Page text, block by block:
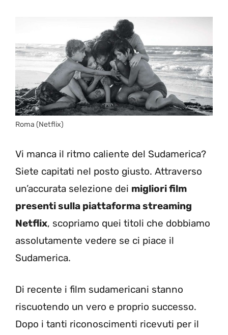
Roma (Netflix)
Vi manca il ritmo caliente del Sudamerica?
Siete capitati nel posto giusto. Attraverso
un’accurata selezione dei migliori film
presenti sulla piattaforma streaming
Netflix, scopriamo quei titoli che dobbiamo
assolutamente vedere se ci piace il
Sudamerica.
Di recente i film sudamericani stanno
riscuotendo un vero e proprio successo.
Dopo i tanti riconoscimenti ricevuti per il